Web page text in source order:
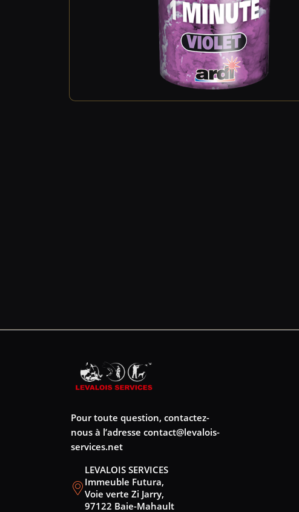
Pour toute question, contactez-
nous à l’adresse contact@levalois-
services.net
LEVALOIS SERVICES
Immeuble Futura,
Voie verte Zi Jarry,
97122 Baie-Mahault